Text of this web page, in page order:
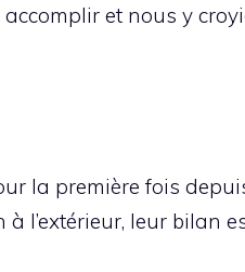
accomplir et nous y
la première fois
l’extérieur, leur bilan